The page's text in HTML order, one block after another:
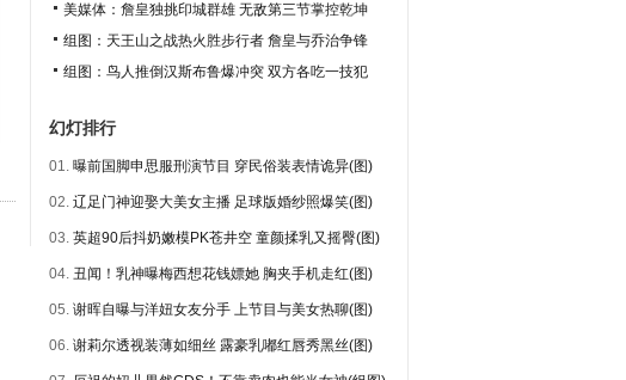
美媒体：詹皇独挑印城群雄 无敌第三节掌控乾坤
组图：天王山之战热火胜步行者 詹皇与乔治争锋
组图：鸟人推倒汉斯布鲁爆冲突 双方各吃一技犯
幻灯排行
01. 曝前国脚申思服刑演节目 穿民俗装表情诡异(图)
02. 辽足门神迎娶大美女主播 足球版婚纱照爆笑(图)
03. 英超90后抖奶嫩模PK苍井空 童颜揉乳又摇臀(图)
04. 丑闻！乳神曝梅西想花钱嫖她 胸夹手机走红(图)
05. 谢晖自曝与洋妞女友分手 上节目与美女热聊(图)
06. 谢莉尔透视装薄如细丝 露豪乳嘟红唇秀黑丝(图)